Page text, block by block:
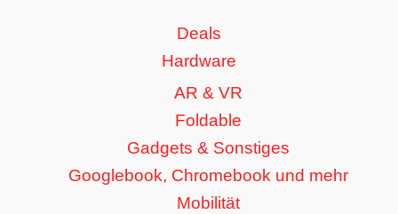
Deals
Hardware
AR & VR
Foldable
Gadgets & Sonstiges
Googlebook, Chromebook und mehr
Mobilität